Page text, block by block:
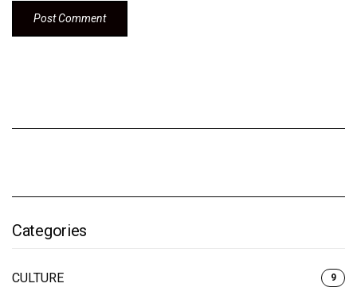
Categories
CULTURE 9